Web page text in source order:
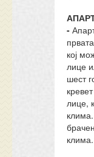
-
кој
лице
шест
лице,
клима.